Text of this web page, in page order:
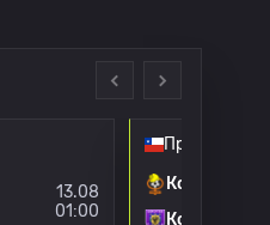
13.08
01:00
Премьер-
Кобресал
Консепсьон